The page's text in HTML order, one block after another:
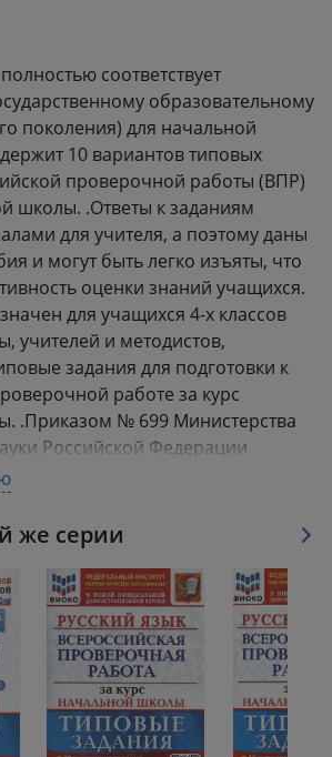
пособие
соответствует
образовательному
поколения) для начальной
10 вариантов типовых
проверочной работы (ВПР)
школы. .Ответы к заданиям
для учителя, а поэтому даны
и могут быть легко изъяты, что
оценки знаний учащихся.
для учащихся 4-х классов
учителей и методистов,
задания для подготовки к
работе за курс
.Приказом № 699 Министерства
Российской Федерации
"Экзамен" допущены
общеобразовательных
же серии